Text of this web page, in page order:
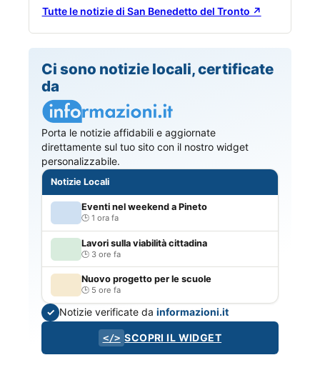
Tutte le notizie di San Benedetto del Tronto ↗
Ci sono notizie locali, certificate
da
Porta le notizie affidabili e aggiornate
direttamente sul tuo sito con il nostro widget
personalizzabile.
Notizie Locali
Eventi nel weekend a Pineto
1 ora fa
Lavori sulla viabilità cittadina
3 ore fa
Nuovo progetto per le scuole
5 ore fa
✓ Notizie verificate dainformazioni.it
</> SCOPRI IL WIDGET